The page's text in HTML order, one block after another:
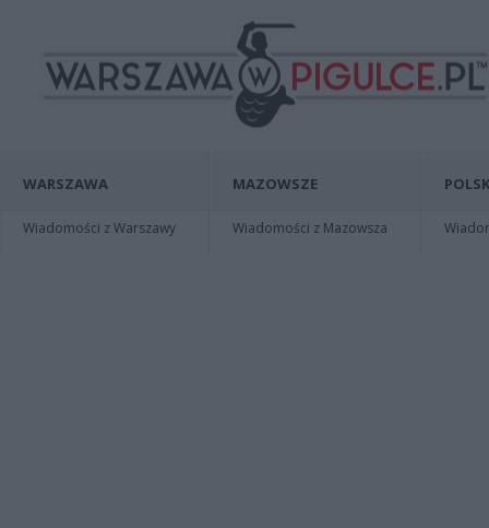
WARSZAWA
Wiadomości z Warszawy
MAZOWSZE
Wiadomości z Mazowsza